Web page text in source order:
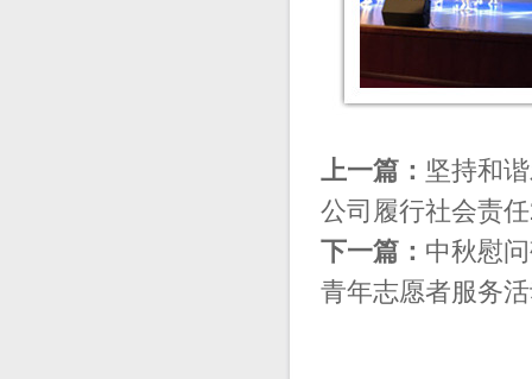
上一篇： 坚持和
公司履行社会责
下一篇： 中秋慰
青年志愿者服务